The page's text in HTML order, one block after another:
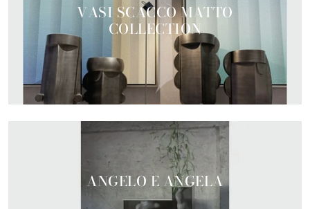
VASI SCACCO MATTO
COLLECTION
ANGELO E ANGELA